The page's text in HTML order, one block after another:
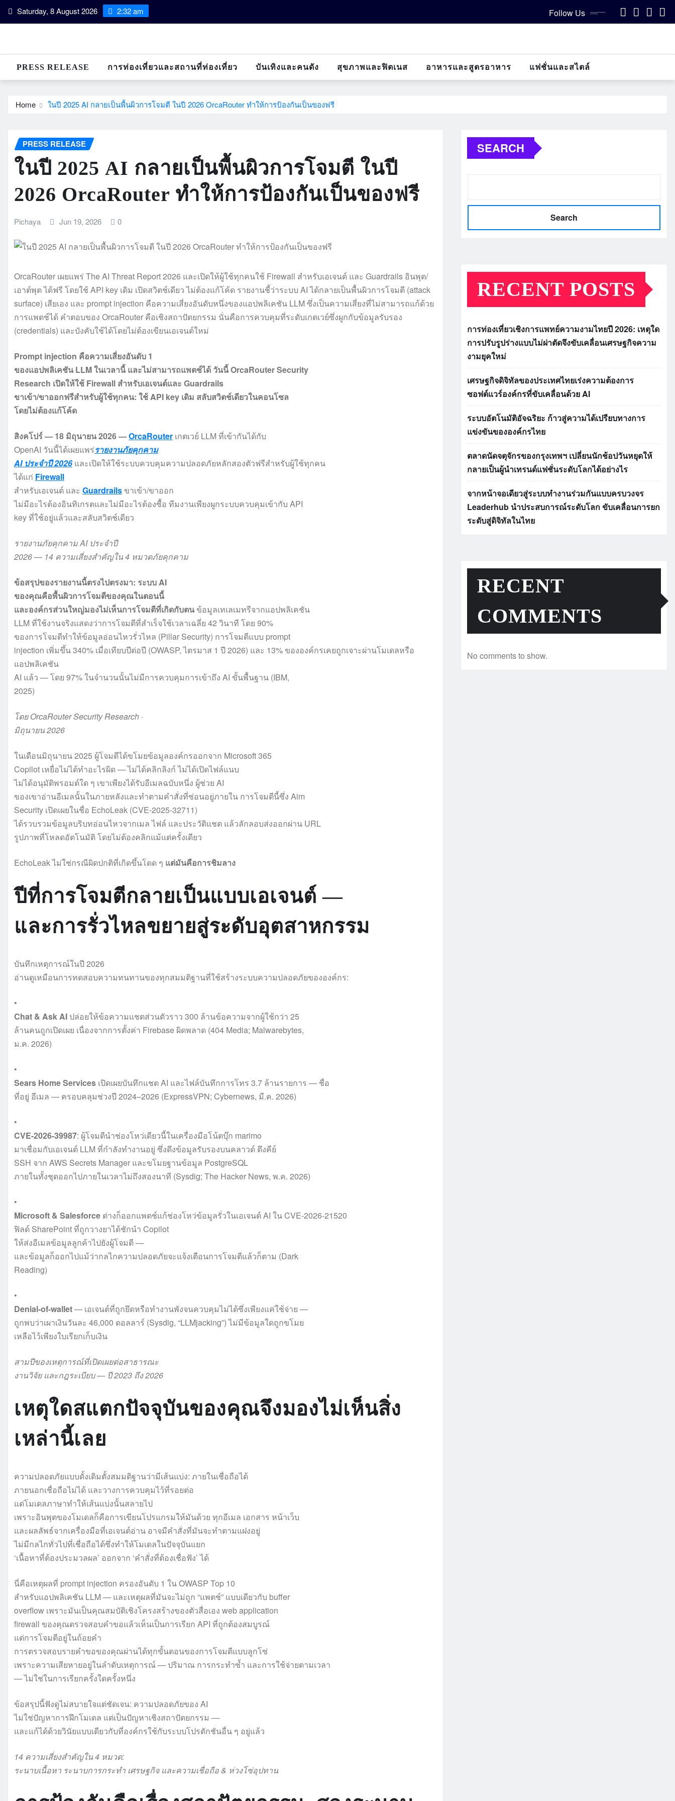
Skip Saturday, 8 August 2026 2:32 am Follow Us
PRESS RELEASE การท่องเที่ยวและสถานที่ท่องเที่ยว บันเทิงและคนดัง สุขภาพและฟิตเนส อาหารและสูตรอาหาร แฟชั่นและสไตล์
Home ในปี 2025 AI กลายเป็นพื้นผิวการโจมตี ในปี 2026 OrcaRouter ทำให้การป้องกันเป็นของฟรี
PRESS RELEASE
ในปี 2025 AI กลายเป็นพื้นผิวการโจมตี ในปี
2026 OrcaRouter ทำให้การป้องกันเป็นของฟรี
Pichaya Jun 19, 2026 0
OrcaRouter เผยแพร่ The AI Threat Report 2026 และเปิดให้ผู้ใช้ทุกคนใช้ Firewall สำหรับเอเจนต์ และ Guardrails อินพุต/
เอาต์พุต ได้ฟรี โดยใช้ API key เดิม เปิดสวิตช์เดียว ไม่ต้องแก้โค้ด รายงานชี้ว่าระบบ AI ได้กลายเป็นพื้นผิวการโจมตี (attack
surface) เสียเอง และ prompt injection คือความเสี่ยงอันดับหนึ่งของแอปพลิเคชัน LLM ซึ่งเป็นความเสี่ยงที่ไม่สามารถแก้ด้วย
การแพตช์ได้ คำตอบของ OrcaRouter คือเชิงสถาปัตยกรรม นั่นคือการควบคุมที่ระดับเกตเวย์ซึ่งผูกกับข้อมูลรับรอง
(credentials) และบังคับใช้ได้โดยไม่ต้องเขียนเอเจนต์ใหม่
Prompt injection คือความเสี่ยงอันดับ 1
ของแอปพลิเคชัน LLM ในเวลานี้ และไม่สามารถแพตช์ได้ วันนี้ OrcaRouter Security
Research เปิดให้ใช้ Firewall สำหรับเอเจนต์และ Guardrails
ขาเข้า/ขาออกฟรีสำหรับผู้ใช้ทุกคน: ใช้ API key เดิม สลับสวิตช์เดียวในคอนโซล
โดยไม่ต้องแก้โค้ด
สิงคโปร์ — 18 มิถุนายน 2026 —OrcaRouter เกตเวย์ LLM ที่เข้ากันได้กับ
OpenAI วันนี้ได้เผยแพร่รายงานภัยคุกคาม
AI ประจำปี 2026และเปิดให้ใช้ระบบควบคุมความปลอดภัยหลักสองตัวฟรีสำหรับผู้ใช้ทุกคน
ได้แก่ Firewall
สำหรับเอเจนต์ และ Guardrails ขาเข้า/ขาออก
ไม่มีอะไรต้องอินทิเกรตและไม่มีอะไรต้องซื้อ ทีมงานเพียงผูกระบบควบคุมเข้ากับ API
key ที่ใช้อยู่แล้วและสลับสวิตช์เดียว
รายงานภัยคุกคาม AI ประจำปี
2026 — 14 ความเสี่ยงสำคัญใน 4 หมวดภัยคุกคาม
ข้อสรุปของรายงานนี้ตรงไปตรงมา: ระบบ AI
ของคุณคือพื้นผิวการโจมตีของคุณในตอนนี้
และองค์กรส่วนใหญ่มองไม่เห็นการโจมตีที่เกิดกับตน ข้อมูลเทเลเมทรีจากแอปพลิเคชัน
LLM ที่ใช้งานจริงแสดงว่าการโจมตีที่สำเร็จใช้เวลาเฉลี่ย 42 วินาที โดย 90%
ของการโจมตีทำให้ข้อมูลอ่อนไหวรั่วไหล (Pillar Security) การโจมตีแบบ prompt
injection เพิ่มขึ้น 340% เมื่อเทียบปีต่อปี (OWASP, ไตรมาส 1 ปี 2026) และ 13% ขององค์กรเคยถูกเจาะผ่านโมเดลหรือ
แอปพลิเคชัน
AI แล้ว — โดย 97% ในจำนวนนั้นไม่มีการควบคุมการเข้าถึง AI ขั้นพื้นฐาน (IBM,
2025)
โดย OrcaRouter Security Research ·
มิถุนายน 2026
ในเดือนมิถุนายน 2025 ผู้โจมตีได้ขโมยข้อมูลองค์กรออกจาก Microsoft 365
Copilot เหยื่อไม่ได้ทำอะไรผิด — ไม่ได้คลิกลิงก์ ไม่ได้เปิดไฟล์แนบ
ไม่ได้อนุมัติพรอมต์ใด ๆ เขาเพียงได้รับอีเมลฉบับหนึ่ง ผู้ช่วย AI
ของเขาอ่านอีเมลนั้นในภายหลังและทำตามคำสั่งที่ซ่อนอยู่ภายใน การโจมตีนี้ซึ่ง Aim
Security เปิดเผยในชื่อ EchoLeak (CVE-2025-32711)
ได้รวบรวมข้อมูลบริบทอ่อนไหวจากเมล ไฟล์ และประวัติแชต แล้วลักลอบส่งออกผ่าน URL
รูปภาพที่โหลดอัตโนมัติ โดยไม่ต้องคลิกแม้แต่ครั้งเดียว
EchoLeak ไม่ใช่กรณีผิดปกติที่เกิดขึ้นโดด ๆ แต่มันคือการชิมลาง
ปีที่การโจมตีกลายเป็นแบบเอเจนต์ —
และการรั่วไหลขยายสู่ระดับอุตสาหกรรม
บันทึกเหตุการณ์ในปี 2026
อ่านดูเหมือนการทดสอบความทนทานของทุกสมมติฐานที่ใช้สร้างระบบความปลอดภัยขององค์กร:
•
Chat & Ask AI ปล่อยให้ข้อความแชตส่วนตัวราว 300 ล้านข้อความจากผู้ใช้กว่า 25
ล้านคนถูกเปิดเผย เนื่องจากการตั้งค่า Firebase ผิดพลาด (404 Media; Malwarebytes,
ม.ค. 2026)
•
Sears Home Services เปิดเผยบันทึกแชต AI และไฟล์บันทึกการโทร 3.7 ล้านรายการ — ชื่อ
ที่อยู่ อีเมล — ครอบคลุมช่วงปี 2024–2026 (ExpressVPN; Cybernews, มี.ค. 2026)
•
CVE-2026-39987: ผู้โจมตีนำช่องโหว่เดียวนี้ในเครื่องมือโน้ตบุ๊ก marimo
มาเชื่อมกับเอเจนต์ LLM ที่กำลังทำงานอยู่ ซึ่งดึงข้อมูลรับรองบนคลาวด์ ดึงคีย์
SSH จาก AWS Secrets Manager และขโมยฐานข้อมูล PostgreSQL
ภายในทั้งชุดออกไปภายในเวลาไม่ถึงสองนาที (Sysdig; The Hacker News, พ.ค. 2026)
•
Microsoft & Salesforce ต่างก็ออกแพตช์แก้ช่องโหว่ข้อมูลรั่วในเอเจนต์ AI ใน CVE-2026-21520
ฟิลด์ SharePoint ที่ถูกวางยาได้ชักนำ Copilot
ให้ส่งอีเมลข้อมูลลูกค้าไปยังผู้โจมตี —
และข้อมูลก็ออกไปแม้ว่ากลไกความปลอดภัยจะแจ้งเตือนการโจมตีแล้วก็ตาม (Dark
Reading)
•
Denial-of-wallet— เอเจนต์ที่ถูกยึดหรือทำงานพังจนควบคุมไม่ได้ซึ่งเพียงแค่ใช้จ่าย —
ถูกพบว่าเผาเงินวันละ 46,000 ดอลลาร์ (Sysdig, “LLMjacking”) ไม่มีข้อมูลใดถูกขโมย
เหลือไว้เพียงใบเรียกเก็บเงิน
สามปีของเหตุการณ์ที่เปิดเผยต่อสาธารณะ
งานวิจัย และกฎระเบียบ — ปี 2023 ถึง 2026
เหตุใดสแตกปัจจุบันของคุณจึงมองไม่เห็นสิ่ง
เหล่านี้เลย
ความปลอดภัยแบบดั้งเดิมตั้งสมมติฐานว่ามีเส้นแบ่ง: ภายในเชื่อถือได้
ภายนอกเชื่อถือไม่ได้ และวางการควบคุมไว้ที่รอยต่อ
แต่โมเดลภาษาทำให้เส้นแบ่งนั้นสลายไป
เพราะอินพุตของโมเดลก็คือการเขียนโปรแกรมให้มันด้วย ทุกอีเมล เอกสาร หน้าเว็บ
และผลลัพธ์จากเครื่องมือที่เอเจนต์อ่าน อาจมีคำสั่งที่มันจะทำตามแฝงอยู่
ไม่มีกลไกทั่วไปที่เชื่อถือได้ซึ่งทำให้โมเดลในปัจจุบันแยก
‘เนื้อหาที่ต้องประมวลผล’ ออกจาก ‘คำสั่งที่ต้องเชื่อฟัง’ ได้
นี่คือเหตุผลที่ prompt injection ครองอันดับ 1 ใน OWASP Top 10
สำหรับแอปพลิเคชัน LLM — และเหตุผลที่มันจะไม่ถูก “แพตช์” แบบเดียวกับ buffer
overflow เพราะมันเป็นคุณสมบัติเชิงโครงสร้างของตัวสื่อเอง web application
firewall ของคุณตรวจสอบคำขอแล้วเห็นเป็นการเรียก API ที่ถูกต้องสมบูรณ์
แต่การโจมตีอยู่ในถ้อยคำ
การตรวจสอบรายคำขอของคุณผ่านได้ทุกขั้นตอนของการโจมตีแบบลูกโซ่
เพราะความเสียหายอยู่ในลำดับเหตุการณ์ — ปริมาณ การกระทำซ้ำ และการใช้จ่ายตามเวลา
— ไม่ใช่ในการเรียกครั้งใดครั้งหนึ่ง
ข้อสรุปนี้ฟังดูไม่สบายใจแต่ชัดเจน: ความปลอดภัยของ AI
ไม่ใช่ปัญหาการฝึกโมเดล แต่เป็นปัญหาเชิงสถาปัตยกรรม —
และแก้ได้ด้วยวินัยแบบเดียวกับที่องค์กรใช้กับระบบโปรดักชันอื่น ๆ อยู่แล้ว
14 ความเสี่ยงสำคัญใน 4 หมวด:
ระนาบเนื้อหา ระนาบการกระทำ เศรษฐกิจ และความเชื่อถือ & ห่วงโซ่อุปทาน
SEARCH
Search
RECENT POSTS
การท่องเที่ยวเชิงการแพทย์ความงามไทยปี 2026: เหตุใด
การปรับรูปร่างแบบไม่ผ่าตัดจึงขับเคลื่อนเศรษฐกิจความ
งามยุคใหม่
เศรษฐกิจดิจิทัลของประเทศไทยเร่งความต้องการ
ซอฟต์แวร์องค์กรที่ขับเคลื่อนด้วย AI
ระบบอัตโนมัติอัจฉริยะ ก้าวสู่ความได้เปรียบทางการ
แข่งขันขององค์กรไทย
ตลาดนัดจตุจักรของกรุงเทพฯ เปลี่ยนนักช้อปวันหยุดให้
กลายเป็นผู้นำเทรนด์แฟชั่นระดับโลกได้อย่างไร
จากหน้าจอเดียวสู่ระบบทำงานร่วมกันแบบครบวงจร
Leaderhub นำประสบการณ์ระดับโลก ขับเคลื่อนการยก
ระดับสู่ดิจิทัลในไทย
RECENT
COMMENTS
No comments to show.